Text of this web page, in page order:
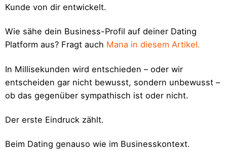
Kunde von dir entwickelt.
Wie sähe dein Business-Profil auf deiner Dating
Platform aus? Fragt auch Mana in diesem Artikel.
In Millisekunden wird entschieden – oder wir
entscheiden gar nicht bewusst, sondern unbewusst –
ob das gegenüber sympathisch ist oder nicht.
Der erste Eindruck zählt.
Beim Dating genauso wie im Businesskontext.